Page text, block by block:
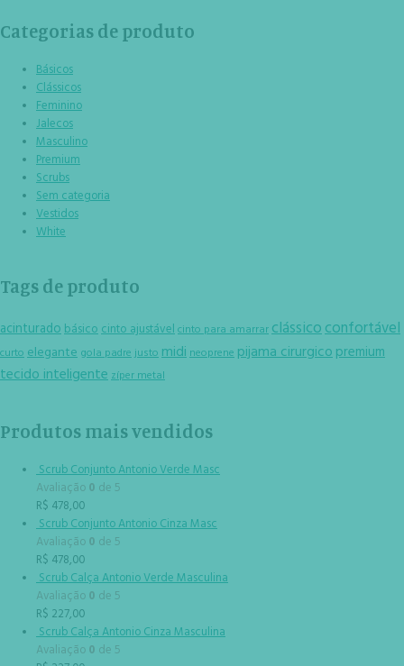
Categorias de produto
Básicos
Clássicos
Feminino
Jalecos
Masculino
Premium
Scrubs
Sem categoria
Vestidos
White
Tags de produto
acinturadobásicocinto ajustávelcinto para amarrarclássicoconfortável
curtoelegante gola padrejustomidineoprene pijama cirurgicopremium
tecido inteligentezíper metal
Produtos mais vendidos
Scrub Conjunto Antonio Verde Masc
Avaliação 0 de 5
R$ 478,00
Scrub Conjunto Antonio Cinza Masc
Avaliação 0 de 5
R$ 478,00
Scrub Calça Antonio Verde Masculina
Avaliação 0 de 5
R$ 227,00
Scrub Calça Antonio Cinza Masculina
Avaliação 0 de 5